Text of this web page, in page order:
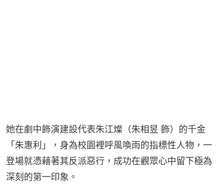
她在劇中飾演建設代表朱江燦（朱相昱 飾）的千金
「朱惠利」，身為校園裡呼風喚雨的指標性人物，一
登場就憑藉著其反派惡行，成功在觀眾心中留下極為
深刻的第一印象。